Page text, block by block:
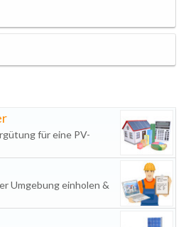
für eine PV-
Umgebung einholen &